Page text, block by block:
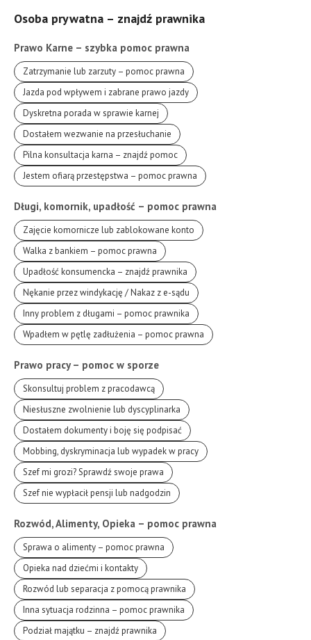
Osoba prywatna – znajdź prawnika
Prawo Karne – szybka pomoc prawna
Zatrzymanie lub zarzuty – pomoc prawna
Jazda pod wpływem i zabrane prawo jazdy
Dyskretna porada w sprawie karnej
Dostałem wezwanie na przesłuchanie
Pilna konsultacja karna – znajdź pomoc
Jestem ofiarą przestępstwa – pomoc prawna
Długi, komornik, upadłość – pomoc prawna
Zajęcie komornicze lub zablokowane konto
Walka z bankiem – pomoc prawna
Upadłość konsumencka – znajdź prawnika
Nękanie przez windykację / Nakaz z e-sądu
Inny problem z długami – pomoc prawnika
Wpadłem w pętlę zadłużenia – pomoc prawna
Prawo pracy – pomoc w sporze
Skonsultuj problem z pracodawcą
Niesłuszne zwolnienie lub dyscyplinarka
Dostałem dokumenty i boję się podpisać
Mobbing, dyskryminacja lub wypadek w pracy
Szef mi grozi? Sprawdź swoje prawa
Szef nie wypłacił pensji lub nadgodzin
Rozwód, Alimenty, Opieka – pomoc prawna
Sprawa o alimenty – pomoc prawna
Opieka nad dziećmi i kontakty
Rozwód lub separacja z pomocą prawnika
Inna sytuacja rodzinna – pomoc prawnika
Podział majątku – znajdź prawnika